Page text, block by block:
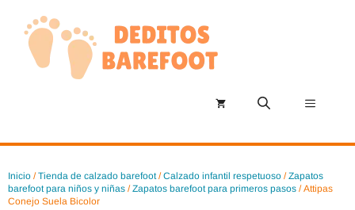
contenido
Menú
Inicio /Tienda de calzado barefoot/Calzado infantil respetuoso /Zapatos
barefoot para niños y niñas /Zapatos barefoot para primeros pasos / Attipas
Conejo Suela Bicolor